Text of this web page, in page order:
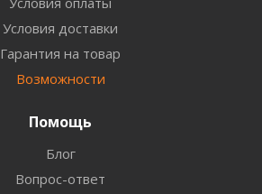
Условия доставки
Гарантия на товар
Возможности
Помощь
Блог
Вопрос-ответ